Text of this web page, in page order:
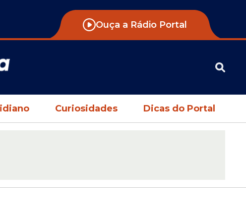
Ouça a Rádio Portal
Curiosidades Dicas do Portal